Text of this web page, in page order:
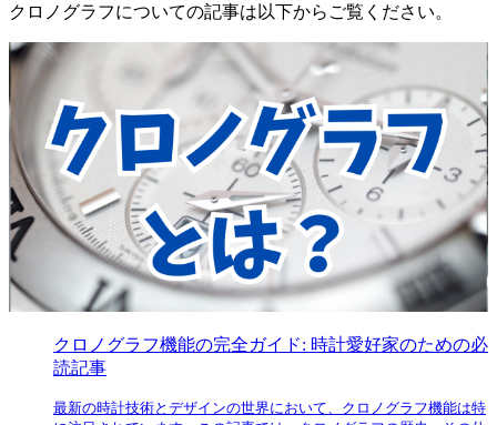
クロノグラフについての記事は以下からご覧ください。
クロノグラフ機能の完全ガイド: 時計愛好家のための必
読記事
最新の時計技術とデザインの世界において、クロノグラフ機能は特